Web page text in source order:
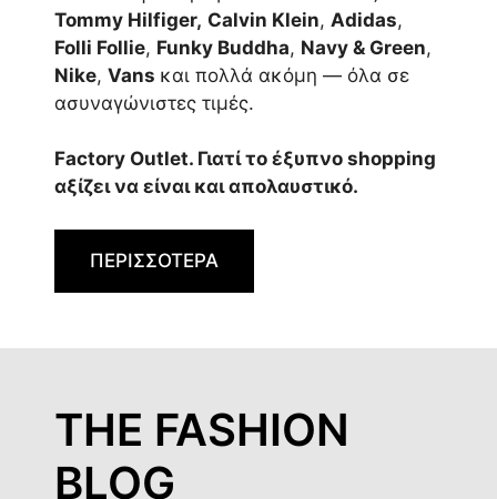
Tommy Hilfiger, Calvin Klein, Adidas,
Folli Follie, Funky Buddha, Navy & Green,
Nike, Vans και πολλά ακόμη — όλα σε
ασυναγώνιστες τιμές.
Factory Outlet. Γιατί το έξυπνο shopping
αξίζει να είναι και απολαυστικό.
ΠΕΡΙΣΣΟΤΕΡΑ
THE FASHION
BLOG